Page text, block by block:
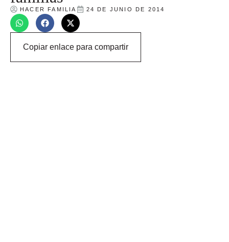
HACER FAMILIA 24 DE JUNIO DE 2014
Copiar enlace para compartir